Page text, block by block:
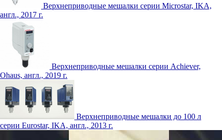
Верхнеприводные мешалки серии Microstar, IKA,
англ., 2017 г.
Верхнеприводные мешалки серии Achiever,
Ohaus, англ., 2019 г.
Верхнеприводные мешалки до 100 л
серии Eurostar, IKA, англ., 2013 г.